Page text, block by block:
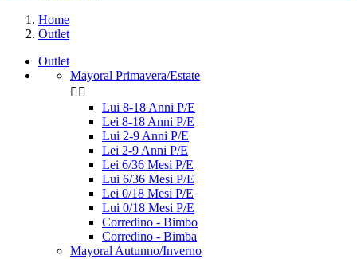
Home
Outlet
Outlet
Mayoral Primavera/Estate
 
Lui 8-18 Anni P/E
Lei 8-18 Anni P/E
Lui 2-9 Anni P/E
Lei 2-9 Anni P/E
Lei 6/36 Mesi P/E
Lui 6/36 Mesi P/E
Lei 0/18 Mesi P/E
Lui 0/18 Mesi P/E
Corredino - Bimbo
Corredino - Bimba
Mayoral Autunno/Inverno